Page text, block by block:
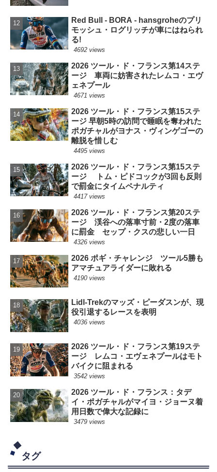
Red Bull - BORA - hansgroheのプリ
モッシュ・ログリッチが車にはねられ
る!
4692 views
2026 ツール・ド・フランス第14ステ
ージ 車両に妨害されたレムコ・エヴ
ェネプール
4671 views
2026 ツール・ド・フランス第15ステ
ージ 早朝5時の訪問で睡眠を奪われた
ポガチャルがヨナス・ヴィンゲゴーの
離脱を惜しむ
4495 views
2026 ツール・ド・フランス第15ステ
ージ トム・ピドコックが3回も反則
で罰金にタイムペナルティ
4417 views
2026 ツール・ド・フランス第20ステ
ージ 渓谷への落車寸前・2度の落車
に罰金 セップ・クスの悲しい一日
4326 views
2026 ポギ・チャレンジ ツール5勝も
アマチュアライダーに敗れる
4190 views
Lidl-Trekのマッズ・ピーダスンが、現
役引退するレースを表明
4036 views
2026 ツール・ド・フランス第19ステ
ージ レムコ・エヴェネプールはモト
バイクに阻まれる
3542 views
2026 ツール・ド・フランス：タデ
イ・ポガチャルがマイヨ・ジョーヌ着
用日数で偉大な記録に
3479 views
タグ